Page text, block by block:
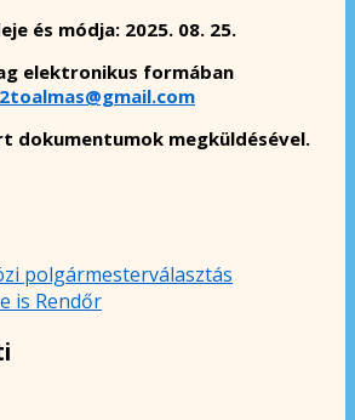
és módja: 2025. 08. 25.
elektronikus formában
dokumentumok megküldésével.
polgármesterválasztás
is Rendőr